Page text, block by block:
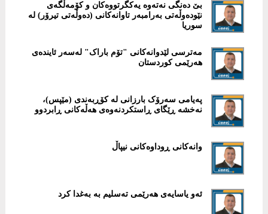
بێ دەنگی نەتەوە یەکگرتووەکان و کۆمەڵگەی
نێودەوڵەتی بەرامبەر تاوانەکانی (دەوڵەتی تیرۆر) لە
سوریا
مەترسی لێدوانەکانی "تۆم باراک" لەسەر ئایندەی
هەرێمی کوردستان
پەیامی سەرۆک بارزانی لە کۆڕبەندی (مێپس)،
نەخشە ڕێگای ڕاستکردنەوەی هەڵەکانی ڕابردوو
وانەکانی ڕوداوەکانی نیپاڵ
ئەو یاسایەی هەرێمی تەسلیم بە بەغدا کرد